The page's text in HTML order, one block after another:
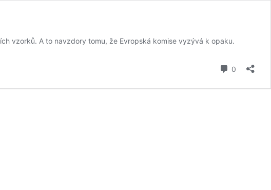
vzorků. A to navzdory tomu, že Evropská komise vyzývá k opaku.
0 komentářů